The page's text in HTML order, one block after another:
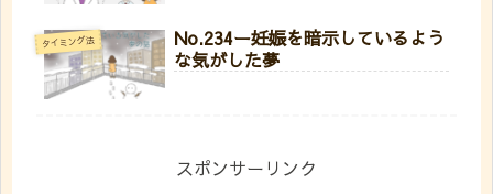
タイミング法
No.234ー妊娠を暗示しているよう
な気がした夢
スポンサーリンク